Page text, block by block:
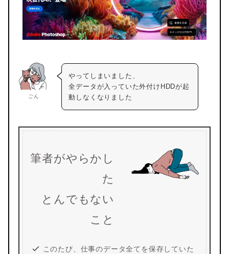
ごん
やってしまいました、
全データが入っていた外付けHDDが起
動しなくなりました
筆者がやらかし
た
とんでもない
こと
このたび、仕事のデータ全てを保存していた